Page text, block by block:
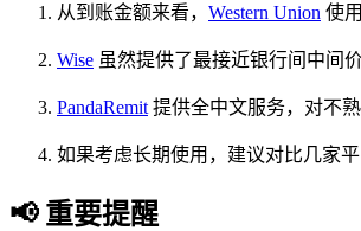
从到账金额来看， Western Union 使
Wise 虽然提供了最接近银行间中间
PandaRemit 提供全中文服务，对不
如果考虑长期使用，建议对比几家
📢 重要提醒